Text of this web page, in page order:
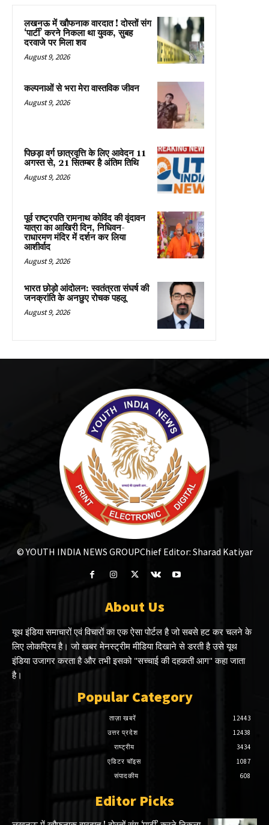
लखनऊ में खौफनाक वारदात ! दोस्तों संग
‘पार्टी’ करने निकला था युवक, सुबह
दरवाजे पर मिला शव
August 9, 2026
कल्पनाओं से भरा मेरा वास्तविक जीवन
August 9, 2026
पिछड़ा वर्ग छात्रवृत्ति के लिए आवेदन 11
अगस्त से, 21 सितम्बर है अंतिम तिथि
August 9, 2026
पूर्व राष्ट्रपति रामनाथ कोविंद की वृंदावन
यात्रा का आखिरी दिन, निधिवन-
राधारमण मंदिर में दर्शन कर लिया
आशीर्वाद
August 9, 2026
भारत छोड़ो आंदोलन: स्वतंत्रता संघर्ष की
जनक्रांति के अनछुए रोचक पहलू
August 9, 2026
© YOUTH INDIA NEWS GROUPChief Editor: Sharad Katiyar
About Us
यूथ इंडिया समाचारों एवं विचारों का एक ऐसा पोर्टल है जो सबसे हट कर चलने के
लिए लोकप्रिय है। जो खबर मेनस्ट्रीम मीडिया दिखाने से डरती है उसे यूथ
इंडिया उजागर करता है और तभी इसको "सच्चाई की दहकती आग" कहा जाता
है।
Popular Category
ताज़ा खबरें
12443
उत्तर प्रदेश
12438
राष्ट्रीय
3434
एडिटर चॉइस
1087
संपादकीय
608
Editor Picks